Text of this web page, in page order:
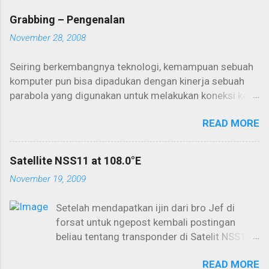
Grabbing – Pengenalan
November 28, 2008
Seiring berkembangnya teknologi, kemampuan sebuah
komputer pun bisa dipadukan dengan kinerja sebuah
parabola yang digunakan untuk melakukan koneksi ke
seringkali digunakan untuk aktivitas downloading
dalam kapasitas yang besar. Kemampuan PC selama ini
konvensional akan lebih maksimal lagi jika bisa
dikoneksikan lewat satelit. Aktivitas offline download
menjadi primadona dalam penggunaan parabola dan
PC secara maksimal. Cukup dengan memakai
seperangkat PC dan dish (parabola) kita sudah bisa
READ MORE
Satellite NSS11 at 108.0°E
November 19, 2009
Setelah mendapatkan ijin dari bro Jef di
forsat untuk ngepost kembali postingan
beliau tentang transponder di Satelit NSS11
(request dari bro RendyCell), nah ini saya
READ MORE